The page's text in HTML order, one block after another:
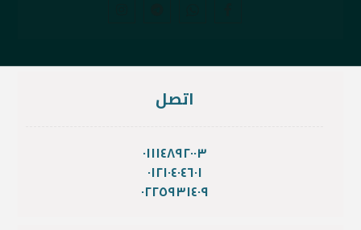
اتصل
٠١١١٤٨٩٢٠٠٣
٠١٢١٠٤٠٤٦٠١
٠٢٢٥٩٣١٤٠٩